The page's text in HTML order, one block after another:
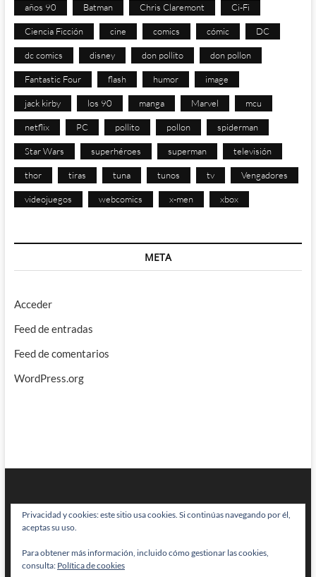
años 90 Batman Chris Claremont Ci-Fi
Ciencia Ficción cine comics cómic DC
dc comics disney don pollito don pollon
Fantastic Four flash humor image
jack kirby los 90 manga Marvel mcu
netflix PC pollito pollon spiderman
Star Wars superhéroes superman televisión
thor tiras tuna tunos tv Vengadores
videojuegos webcomics x-men xbox
META
Acceder
Feed de entradas
Feed de comentarios
WordPress.org
BRAINSTOMPING| Diseñado por:Theme Freesia|WordPress| © Todos
los derechos reservados
Privacidad y cookies: este sitio usa cookies. Si continúas navegando por él,
aceptas su uso.
Para obtener más información, incluido cómo gestionar las cookies,
consulta: Política de cookies